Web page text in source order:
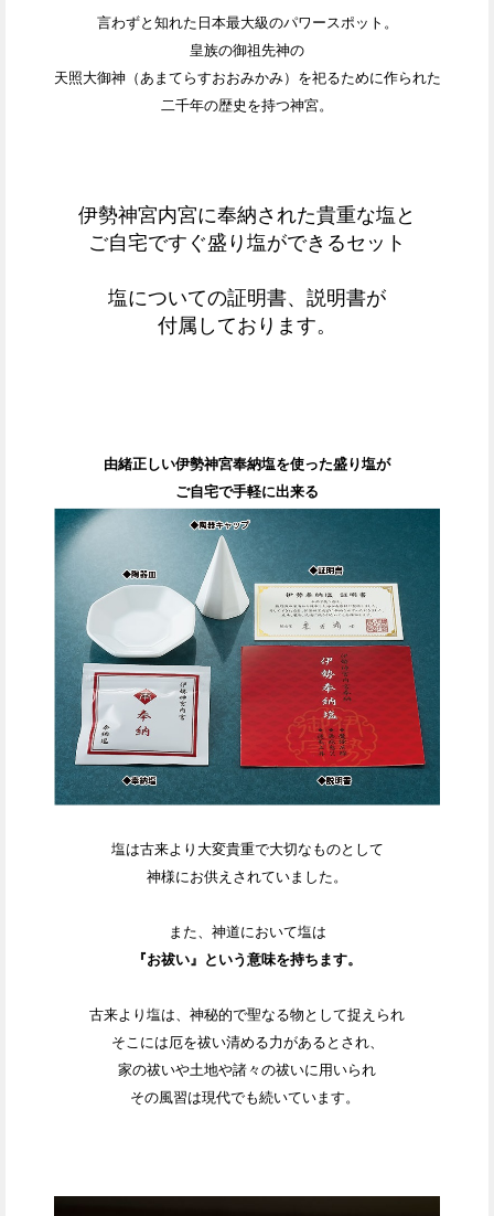
言わずと知れた日本最大級のパワースポット。
皇族の御祖先神の
天照大御神（あまてらすおおみかみ）を祀るために作られた
二千年の歴史を持つ神宮。
伊勢神宮内宮に奉納された貴重な塩と
ご自宅ですぐ盛り塩ができるセット
塩についての証明書、説明書が
付属しております。
由緒正しい伊勢神宮奉納塩を使った盛り塩が
ご自宅で手軽に出来る
塩は古来より大変貴重で大切なものとして
神様にお供えされていました。
また、神道において塩は
『お祓い』という意味を持ちます。
古来より塩は、神秘的で聖なる物として捉えられ
そこには厄を祓い清める力があるとされ、
家の祓いや土地や諸々の祓いに用いられ
その風習は現代でも続いています。